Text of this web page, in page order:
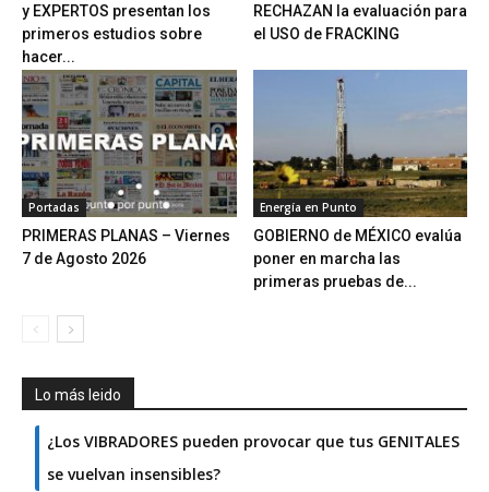
y EXPERTOS presentan los
primeros estudios sobre
hacer...
RECHAZAN la evaluación para
el USO de FRACKING
Portadas
PRIMERAS PLANAS – Viernes
7 de Agosto 2026
Energía en Punto
GOBIERNO de MÉXICO evalúa
poner en marcha las
primeras pruebas de...
Lo más leido
¿Los VIBRADORES pueden provocar que tus GENITALES
se vuelvan insensibles?